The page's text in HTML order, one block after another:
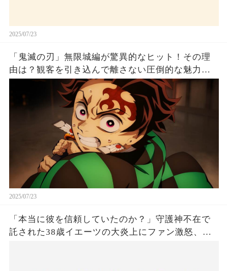
2025/07/23
「鬼滅の刃」無限城編が驚異的なヒット！その理
由は？観客を引き込んで離さない圧倒的な魅力と
2025/07/23
「本当に彼を信頼していたのか？」守護神不在で
託された38歳イエーツの大炎上にファン激怒、ド